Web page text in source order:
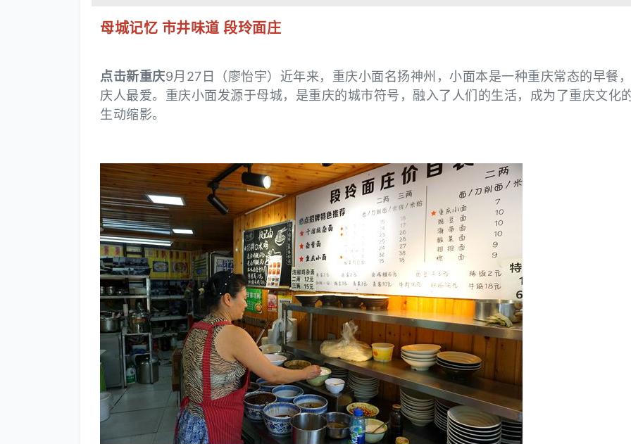
母城记忆 市井味道 段玲面庄
点击新重庆9月27日（廖怡宇）近年来，重庆小面名扬神州，小面本是一种重庆常态的早餐
庆人最爱。重庆小面发源于母城，是重庆的城市符号，融入了人们的生活，成为了重庆文化
生动缩影。